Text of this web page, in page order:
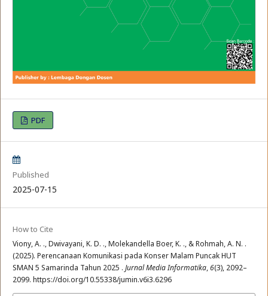
PDF
Published
2025-07-15
How to Cite
Viony, A. ., Dwivayani, K. D. ., Molekandella Boer, K. ., & Rohmah, A. N. .
(2025). Perencanaan Komunikasi pada Konser Malam Puncak HUT
SMAN 5 Samarinda Tahun 2025 . Jurnal Media Informatika,6(3), 2092–
2099. https://doi.org/10.55338/jumin.v6i3.6296